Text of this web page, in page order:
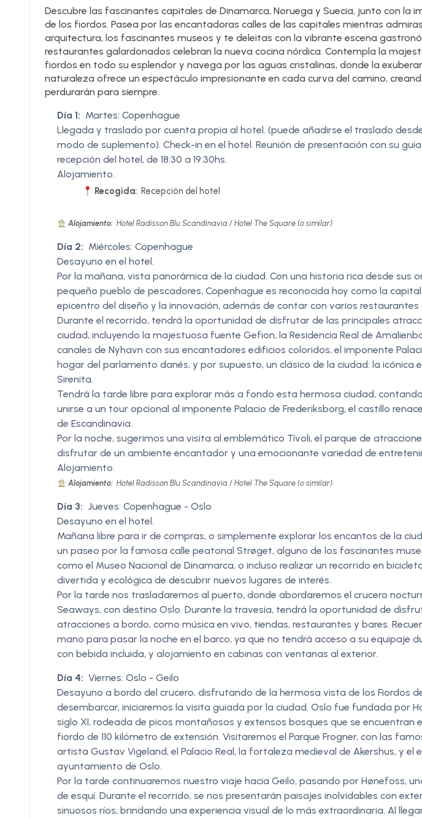
Descubre las fascinantes capitales de Dinamarca, Noruega y Suecia, junto con la
de los fiordos. Pasea por las encantadoras calles de las capitales mientras
arquitectura, los fascinantes museos y te deleitas con la vibrante escena
restaurantes galardonados celebran la nueva cocina nórdica. Contempla la
fiordos en todo su esplendor y navega por las aguas cristalinas, donde la
naturaleza ofrece un espectáculo impresionante en cada curva del camino,
perdurarán para siempre.
Día 1: Martes: Copenhague
Llegada y traslado por cuenta propia al hotel. (puede añadirse el traslado
modo de suplemento). Check-in en el hotel. Reunión de presentación con su
recepción del hotel, de 18:30 a 19:30hs.
Alojamiento.
Recogida: Recepción del hotel
Alojamiento: Hotel Radisson Blu Scandinavia / Hotel The Square (o similar)
Día 2: Miércoles: Copenhague
Desayuno en el hotel.
Por la mañana, vista panorámica de la ciudad. Con una historia rica desde sus
pequeño pueblo de pescadores, Copenhague es reconocida hoy como la
epicentro del diseño y la innovación, además de contar con varios restaurantes
Durante el recorrido, tendrá la oportunidad de disfrutar de las principales
ciudad, incluyendo la majestuosa fuente Gefion, la Residencia Real de
canales de Nyhavn con sus encantadores edificios coloridos, el imponente
hogar del parlamento danés, y por supuesto, un clásico de la ciudad: la icónica
Sirenita.
Tendrá la tarde libre para explorar más a fondo esta hermosa ciudad,
unirse a un tour opcional al imponente Palacio de Frederiksborg, el castillo
de Escandinavia.
Por la noche, sugerimos una visita al emblemático Tívoli, el parque de
disfrutar de un ambiente encantador y una emocionante variedad de
Alojamiento.
Alojamiento: Hotel Radisson Blu Scandinavia / Hotel The Square (o similar)
Día 3: Jueves: Copenhague - Oslo
Desayuno en el hotel.
Mañana libre para ir de compras, o simplemente explorar los encantos de la
un paseo por la famosa calle peatonal Strøget, alguno de los fascinantes
como el Museo Nacional de Dinamarca, o incluso realizar un recorrido en
divertida y ecológica de descubrir nuevos lugares de interés.
Por la tarde nos trasladaremos al puerto, donde abordaremos el crucero
Seaways, con destino Oslo. Durante la travesía, tendrá la oportunidad de
atracciones a bordo, como música en vivo, tiendas, restaurantes y bares.
mano para pasar la noche en el barco, ya que no tendrá acceso a su equipaje
con bebida incluida, y alojamiento en cabinas con ventanas al exterior.
Día 4: Viernes: Oslo - Geilo
Desayuno a bordo del crucero, disfrutando de la hermosa vista de los Fiordos
desembarcar, iniciaremos la visita guiada por la ciudad. Oslo fue fundada por
siglo XI, rodeada de picos montañosos y extensos bosques que se encuentran
fiordo de 110 kilómetro de extensión. Visitaremos el Parque Frogner, con las
artista Gustav Vigeland, el Palacio Real, la fortaleza medieval de Akershus, y el
ayuntamiento de Oslo.
Por la tarde continuaremos nuestro viaje hacia Geilo, pasando por Hønefoss,
de esquí. Durante el recorrido, se nos presentarán paisajes inolvidables con
sinuosos ríos, brindando una experiencia visual de lo más extraordinaria. Al